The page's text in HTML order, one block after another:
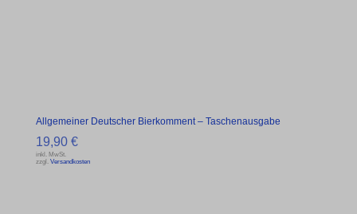
Allgemeiner Deutscher Bierkomment – Taschenausgabe
19,90 €
inkl. MwSt.
zzgl. Versandkosten